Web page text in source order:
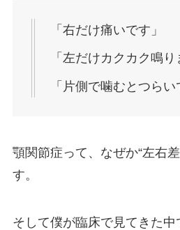
「右だけ痛いです」
「左だけカクカク鳴り
「片側で噛むとつらい
顎関節症って、なぜか“左右
す。
そして僕が臨床で見てきた